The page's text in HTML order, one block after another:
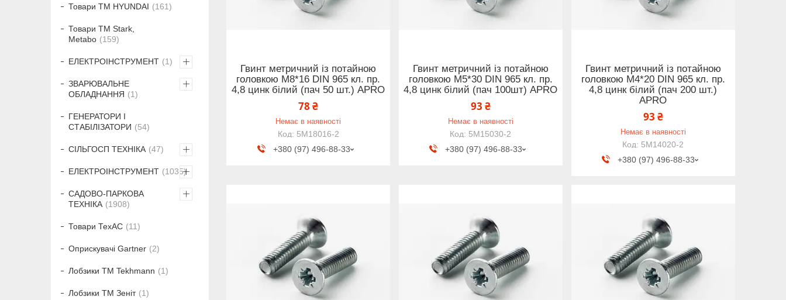
Гвинт метричний із потайною
головкою М8*16 DIN 965 кл. пр.
4,8 цинк білий (пач 50 шт.) APRO
78 ₴
Немає в наявності
5M18016-2
+380 (97) 496-88-33
Гвинт метричний із потайною
головкою М5*30 DIN 965 кл. пр.
4,8 цинк білий (пач 100шт) APRO
93 ₴
Немає в наявності
5M15030-2
+380 (97) 496-88-33
Гвинт метричний із потайною
головкою М4*20 DIN 965 кл. пр.
4,8 цинк білий (пач 200 шт.)
APRO
93 ₴
Немає в наявності
5M14020-2
+380 (97) 496-88-33
Товари ТМ HYUNDAI 161
Товари ТМ Stark,
Metabo
159
ЕЛЕКТРОІНСТРУМЕНТ 1
ЗВАРЮВАЛЬНЕ
ОБЛАДНАННЯ
1
ГЕНЕРАТОРИ І
СТАБІЛІЗАТОРИ
54
СІЛЬГОСП ТЕХНІКА 47
ЕЛЕКТРОІНСТРУМЕНТ 1035
САДОВО-ПАРКОВА
ТЕХНІКА
1908
Товари ТехАС 11
Оприскувачі Gartner 2
Лобзики ТМ Tekhmann 1
Лобзики ТМ Зеніт 1